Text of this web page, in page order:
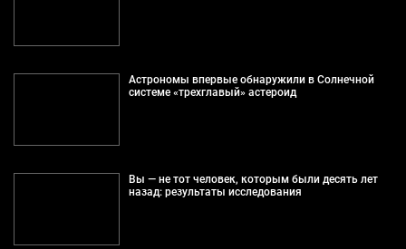
Астрономы впервые обнаружили в Солнечной
системе «трехглавый» астероид
Вы — не тот человек, которым были десять лет
назад: результаты исследования